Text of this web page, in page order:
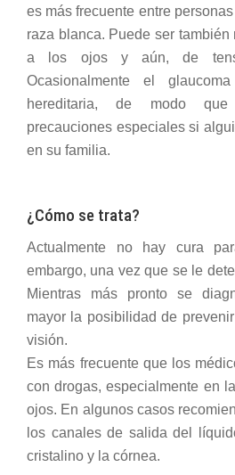
es más frecuente entre
raza blanca. Puede ser
a los ojos y aún, de
Ocasionalmente el
hereditaria, de modo
precauciones especiales si
en su familia.
¿Cómo se trata?
Actualmente no hay cura
embargo, una vez que se le
Mientras más pronto se
mayor la posibilidad de
visión.
Es más frecuente que los
con drogas, especialmente en
ojos. En algunos casos
los canales de salida del
cristalino y la córnea.